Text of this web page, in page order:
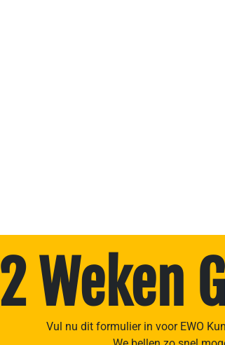
2 Weken
Vul nu dit formulier in voor EWO